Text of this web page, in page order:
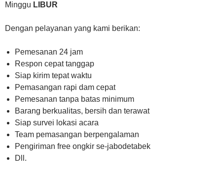
Minggu LIBUR
Dengan pelayanan yang kami berikan:
Pemesanan 24 jam
Respon cepat tanggap
Siap kirim tepat waktu
Pemasangan rapi dam cepat
Pemesanan tanpa batas minimum
Barang berkualitas, bersih dan terawat
Siap survei lokasi acara
Team pemasangan berpengalaman
Pengiriman free ongkir se-jabodetabek
Dll.